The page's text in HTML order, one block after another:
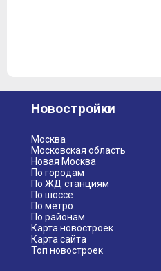
Новостройки
Москва
Московская область
Новая Москва
По городам
По ЖД станциям
По шоссе
По метро
По районам
Карта новостроек
Карта сайта
Топ новостроек